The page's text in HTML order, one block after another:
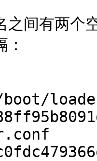
之间有两个
/boot/